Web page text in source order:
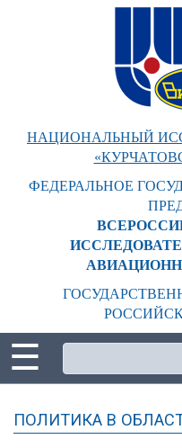
НАЦИОНАЛЬНЫЙ
ФЕДЕРАЛЬНОЕ
☰
ПОЛИТИКА В